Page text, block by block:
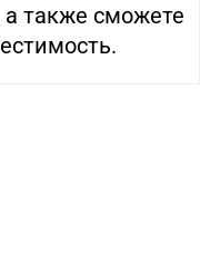
также сможете